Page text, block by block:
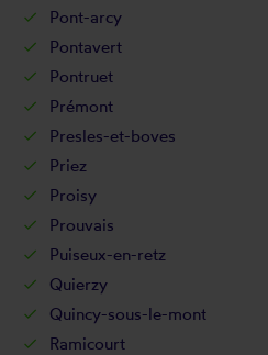
Pont-arcy
Pontavert
Pontruet
Prémont
Presles-et-boves
Priez
Proisy
Prouvais
Puiseux-en-retz
Quierzy
Quincy-sous-le-mont
Ramicourt